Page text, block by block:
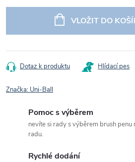
VLOŽIT DO
Dotaz k produktu Hlídací pes
Značka: Uni-Ball
Pomoc s výběrem
nevíte si rady s výběrem brush penu
radu.
Rychlé dodání